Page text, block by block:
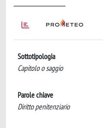
Sottotipologia
Capitolo o saggio
Parole chiave
Diritto penitenziario